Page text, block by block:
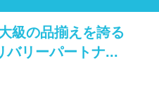
級の品揃えを誇る
バリーパートナ...